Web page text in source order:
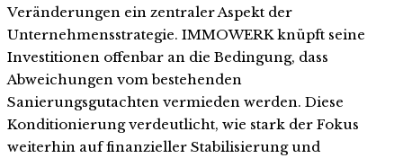
Veränderungen ein zentraler Aspekt der
Unternehmensstrategie. IMMOWERK knüpft seine
Investitionen offenbar an die Bedingung, dass
Abweichungen vom bestehenden
Sanierungsgutachten vermieden werden. Diese
Konditionierung verdeutlicht, wie stark der Fokus
weiterhin auf finanzieller Stabilisierung und